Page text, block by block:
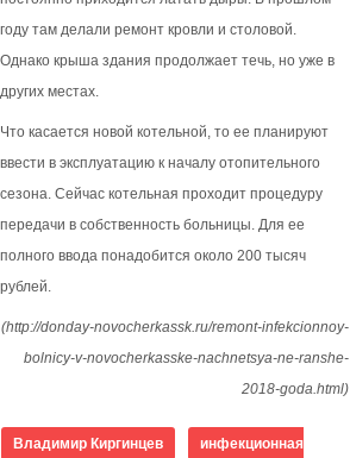
году там делали ремонт кровли и столовой.
Однако крыша здания продолжает течь, но уже в
других местах.
Что касается новой котельной, то ее планируют
ввести в эксплуатацию к началу отопительного
сезона. Сейчас котельная проходит процедуру
передачи в собственность больницы. Для ее
полного ввода понадобится около 200 тысяч
рублей.
(http://donday-novocherkassk.ru/remont-infekcionnoy-
bolnicy-v-novocherkasske-nachnetsya-ne-ranshe-
2018-goda.html)
Владимир Киргинцев
инфекционная